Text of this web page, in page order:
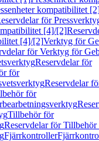
kompatibilitet
för
[4]/[2]
[4]/[2]Verktyg för
för Verktyg för
Reservdelar för
för
Reservdelar
för
Tillbehör för
Reservdelar för Tillbehör
Fjärrkontroller